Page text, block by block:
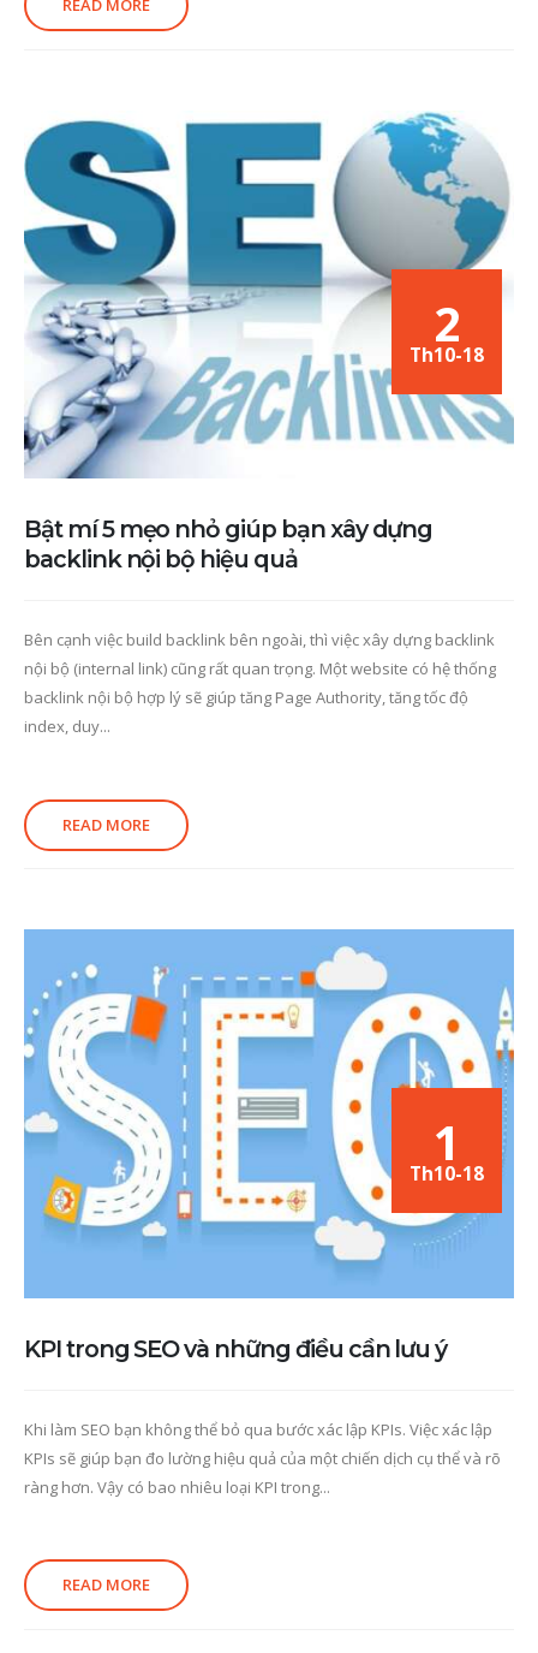
READ MORE
2
Th10-18
Bật mí 5 mẹo nhỏ giúp bạn xây dựng
backlink nội bộ hiệu quả
Bên cạnh việc build backlink bên ngoài, thì việc xây dựng backlink
nội bộ (internal link) cũng rất quan trọng. Một website có hệ thống
backlink nội bộ hợp lý sẽ giúp tăng Page Authority, tăng tốc độ
index, duy...
READ MORE
1
Th10-18
KPI trong SEO và những điều cần lưu ý
Khi làm SEO bạn không thể bỏ qua bước xác lập KPIs. Việc xác lập
KPIs sẽ giúp bạn đo lường hiệu quả của một chiến dịch cụ thể và rõ
ràng hơn. Vậy có bao nhiêu loại KPI trong...
READ MORE